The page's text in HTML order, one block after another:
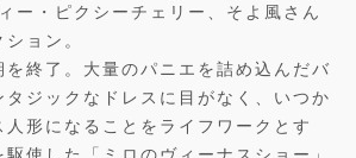
ー・ピクシーチェリー、そよ風さん
ョン。
を終了。大量のパニエを詰め込んだバ
タジックなドレスに目がなく、いつか
形になることをライフワークとす
使した「ミロのヴィーナスショー」